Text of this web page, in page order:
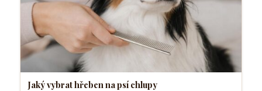
Jaký vybrat hřeben na psí chlupy